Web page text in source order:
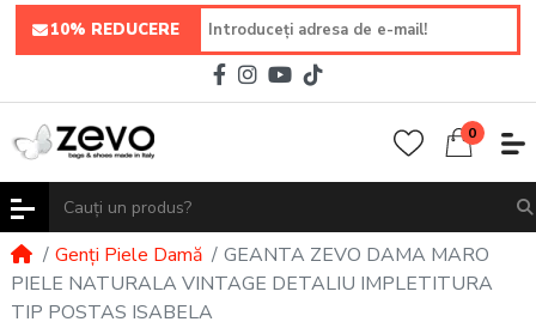
10% REDUCERE
0
Genți Piele Damă
GEANTA ZEVO DAMA MARO
PIELE NATURALA VINTAGE DETALIU IMPLETITURA
TIP POSTAS ISABELA